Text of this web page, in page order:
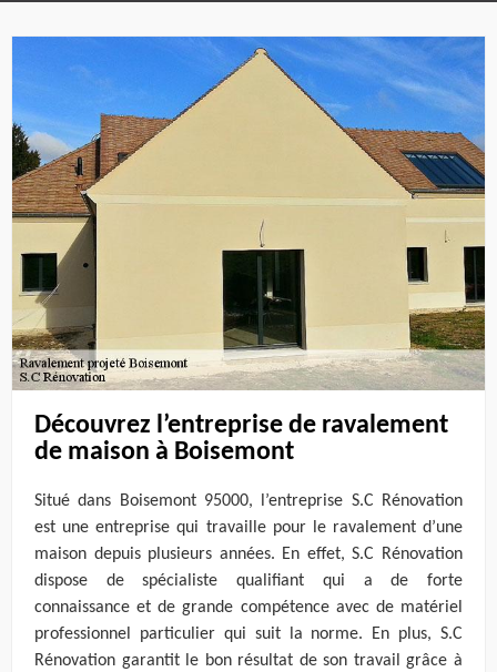
Découvrez l’entreprise de ravalement
de maison à Boisemont
Situé dans Boisemont 95000, l’entreprise S.C Rénovation
est une entreprise qui travaille pour le ravalement d’une
maison depuis plusieurs années. En effet, S.C Rénovation
dispose de spécialiste qualifiant qui a de forte
connaissance et de grande compétence avec de matériel
professionnel particulier qui suit la norme. En plus, S.C
Rénovation garantit le bon résultat de son travail grâce à